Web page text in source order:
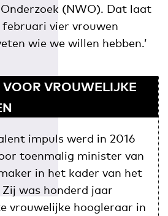
(NWO). Dat laat
vier vrouwen
wie we willen hebben.’
VROUWELIJKE
impuls werd in 2016
toenmalig minister van
in het kader van het
Zij was honderd jaar
vrouwelijke hoogleraar in